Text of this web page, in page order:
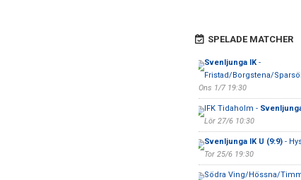
SPELADE MATCHER
Svenljunga IK-
Fristad/Borgstena/
Ons 1/7 19:30
IFK Tidaholm -
Lör 27/6 10:30
Svenljunga IK U (9:9)-
Tor 25/6 19:30
Södra Ving/Hössna/